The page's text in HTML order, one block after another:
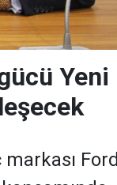
Yeni
Ford